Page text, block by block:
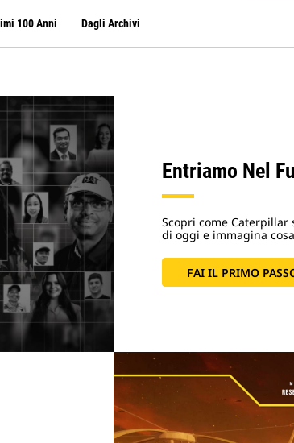
100 Anni Dagli Archivi
Entriamo Nel
Scopri come
di oggi e immagina
FAI IL PRIMO